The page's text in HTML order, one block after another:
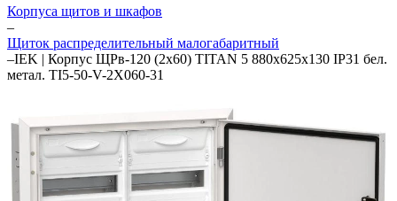
Корпуса щитов и шкафов
–
Щиток распределительный малогабаритный
–IEK | Корпус ЩРв-120 (2х60) TITAN 5 880х625х130 IP31 бел.
метал. TI5-50-V-2X060-31